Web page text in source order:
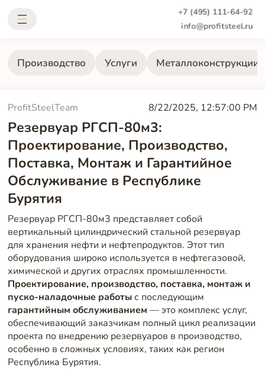
+7 (495) 111-64-92
info@profitsteel.ru
Производство Услуги Металлоконструкции
ProfitSteelTeam 8/22/2025, 12:57:00 PM
Резервуар РГСП-80м3:
Проектирование, Производство,
Поставка, Монтаж и Гарантийное
Обслуживание в Республике
Бурятия
Резервуар РГСП-80м3 представляет собой
вертикальный цилиндрический стальной резервуар
для хранения нефти и нефтепродуктов. Этот тип
оборудования широко используется в нефтегазовой,
химической и других отраслях промышленности.
Проектирование, производство, поставка, монтаж и
пуско-наладочные работыс последующим
гарантийным обслуживанием — это комплекс услуг,
обеспечивающий заказчикам полный цикл реализации
проекта по внедрению резервуаров в производство,
особенно в сложных условиях, таких как регион
Республика Бурятия.